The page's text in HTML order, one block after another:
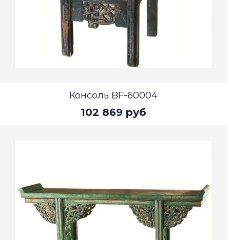
Консоль BF-60004
102 869 руб